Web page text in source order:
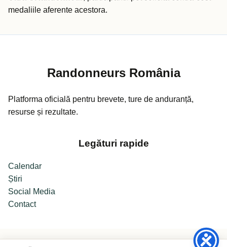
medaliile aferente acestora.
Randonneurs România
Platforma oficială pentru brevete, ture de anduranță,
resurse și rezultate.
Legături rapide
Calendar
Știri
Social Media
Contact